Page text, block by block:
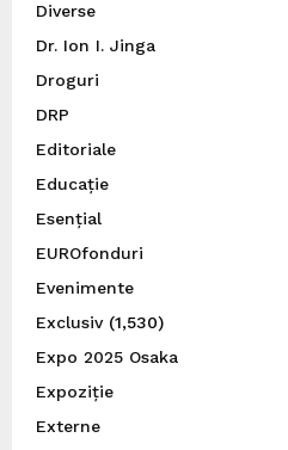
Diverse
Dr. Ion I. Jinga
Droguri
DRP
Editoriale
Educație
Esențial
EUROfonduri
Evenimente
Exclusiv(1,530)
Expo 2025 Osaka
Expoziție
Externe